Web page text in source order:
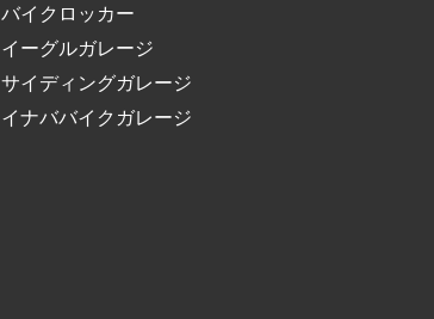
バイクロッカー
イーグルガレージ
サイディングガレージ
イナババイクガレージ